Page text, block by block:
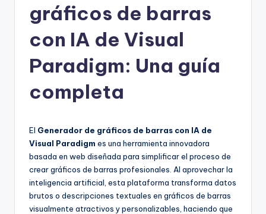
ni
si
gráficos de barras
con IA de Visual
Paradigm: Una guía
completa
El Generador de gráficos de barras con IA de
Visual Paradigm es una herramienta innovadora
basada en web diseñada para simplificar el proceso de
crear gráficos de barras profesionales. Al aprovechar la
inteligencia artificial, esta plataforma transforma datos
brutos o descripciones textuales en gráficos de barras
visualmente atractivos y personalizables, haciendo que